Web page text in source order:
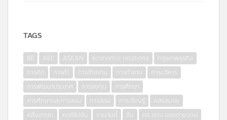
TAGS
8E AEC ASEAN economic relations
กรุงเทพธุรกิจ
การคิด
การค้า การจ้างงาน การทำงาน
การบริหาร
การพัฒนาประเทศ
การลงทุน
การศึกษา
การศึกษาและการสอน
การสอน การเรียนรู้
คลังสมอง
คลื่นอารยะ
คอร์รัปชั่น งานวันนี้ จีน
ดร.แดน มองต่างแดน